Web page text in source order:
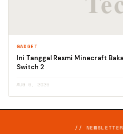
GADGET
Ini Tanggal Resmi Minecraft
Switch 2
AUG 6, 2026
//